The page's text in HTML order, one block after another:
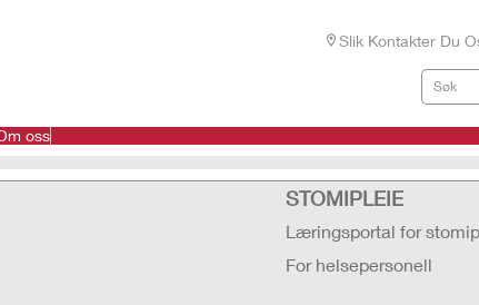
Slik Kontakter Du
oss
STOMIPLEIE
Læringsportal for
For helsepersonell